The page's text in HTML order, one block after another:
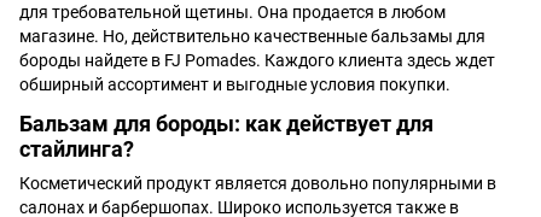
для требовательной щетины. Она продается в любом
магазине. Но, действительно качественные бальзамы для
бороды найдете в FJ Pomades. Каждого клиента здесь ждет
обширный ассортимент и выгодные условия покупки.
Бальзам для бороды: как действует для
стайлинга?
Косметический продукт является довольно популярными в
салонах и барбершопах. Широко используется также в